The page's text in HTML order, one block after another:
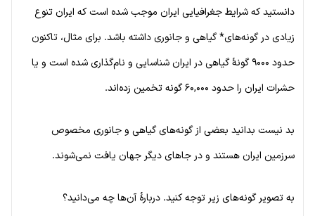
دانستید که شرایط جغرافیایی ایران موجب شده است که ایران تنوع
زیادی در گونه‌های* گیاهی و جانوری داشته باشد. برای مثال، تاکنون
حدود ۹۰۰۰ گونهٔ گیاهی در ایران شناسایی و نام‌گذاری شده است و یا
حشرات ایران را حدود ۶۰,۰۰۰ گونه تخمین زده‌اند.
بد نیست بدانید بعضی از گونه‌های گیاهی و جانوری مخصوص
سرزمین ایران هستند و در جاهای دیگر جهان یافت نمی‌شوند.
به تصویر گونه‌های زیر توجه کنید. دربارهٔ آن‌ها چه می‌دانید؟